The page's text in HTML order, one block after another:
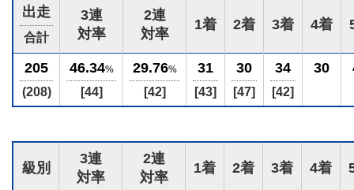
出走
合計
3連
対率
2連
対率
1着 2着 3着 4着
205
(208)
46.34%
[44]
29.76%
[42]
31
[43]
30
[47]
34
[42]
30
級別
3連
対率
2連
対率
1着 2着 3着 4着